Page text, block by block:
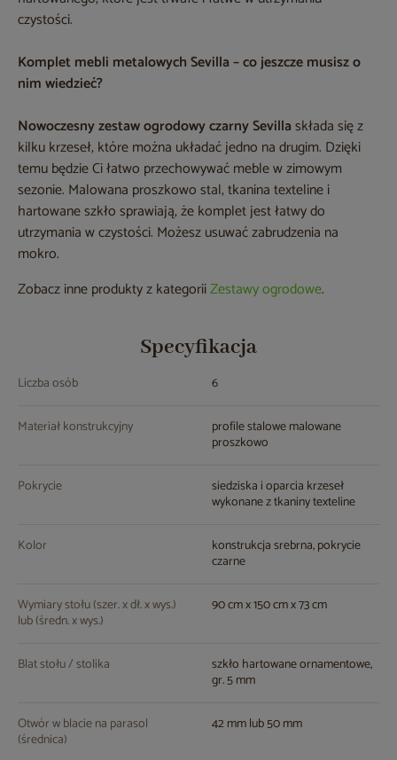
czystości.
Komplet mebli metalowych Sevilla – co jeszcze musisz o
nim wiedzieć?
Nowoczesny zestaw ogrodowy czarny Sevillaskłada się z
kilku krzeseł, które można układać jedno na drugim. Dzięki
temu będzie Ci łatwo przechowywać meble w zimowym
sezonie. Malowana proszkowo stal, tkanina texteline i
hartowane szkło sprawiają, że komplet jest łatwy do
utrzymania w czystości. Możesz usuwać zabrudzenia na
mokro.
Zobacz inne produkty z kategoriiZestawy ogrodowe.
Specyfikacja
Liczba osób 6
Materiał konstrukcyjny profile stalowe malowane
proszkowo
Pokrycie siedziska i oparcia krzeseł
wykonane z tkaniny texteline
Kolor konstrukcja srebrna, pokrycie
czarne
Wymiary stołu (szer. x dł. x wys.)
lub (średn. x wys.)
90 cm x 150 cm x 73 cm
Blat stołu / stolika szkło hartowane ornamentowe,
gr. 5 mm
Otwór w blacie na parasol
(średnica)
42 mm lub 50 mm